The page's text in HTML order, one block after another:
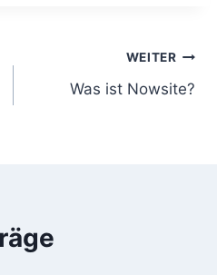
WEITER
Was ist Nowsite?